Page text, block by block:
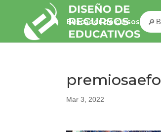
Buscador de cursos 🔎
premiosaefo
Mar 3, 2022